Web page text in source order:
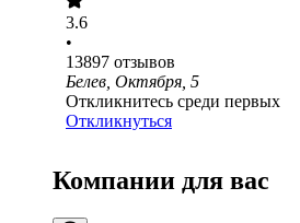
3.6
•
13897 отзывов
Белев, Октября, 5
Откликнитесь среди первых
Откликнуться
Компании для вас